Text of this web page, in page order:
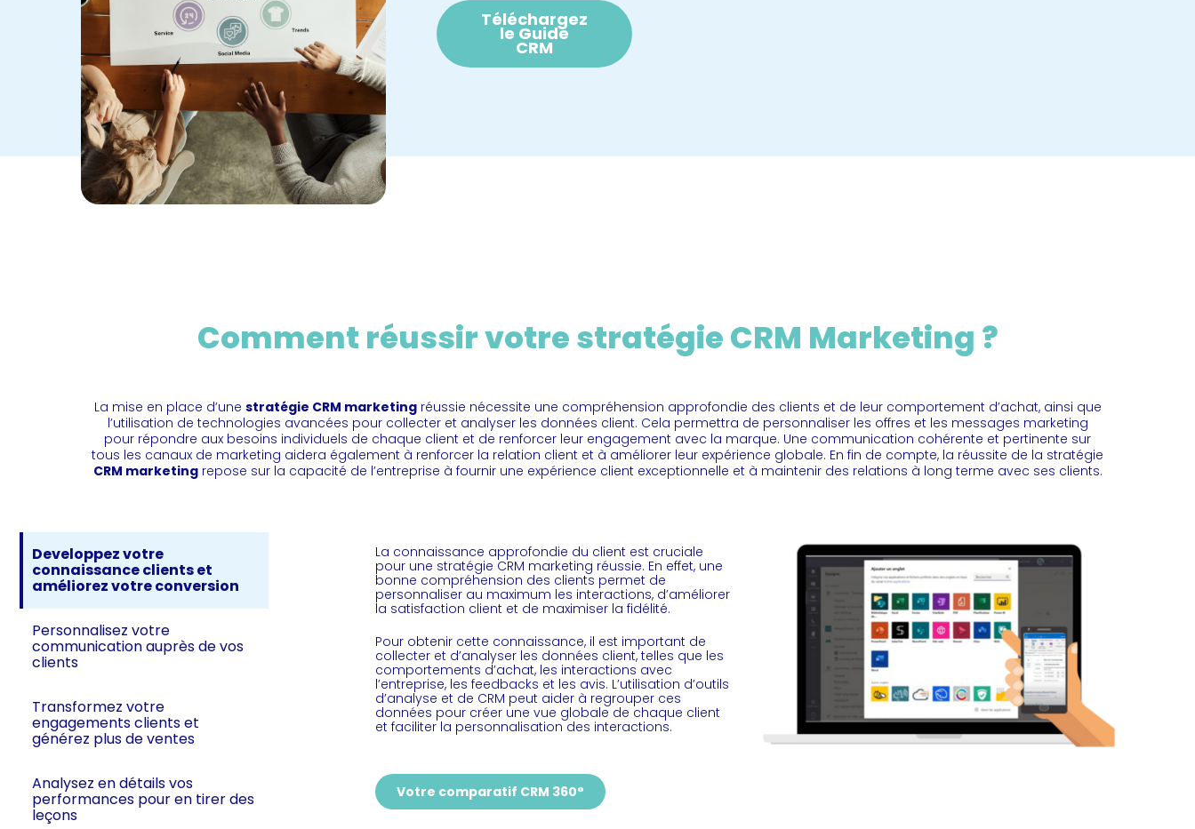
Téléchargez
le Guide
CRM
Comment réussir votre stratégie CRM Marketing ?
La mise en place d’une stratégie CRM marketingréussie nécessite une compréhension approfondie des clients et de leur comportement d’achat, ainsi que
l’utilisation de technologies avancées pour collecter et analyser les données client. Cela permettra de personnaliser les offres et les messages marketing
pour répondre aux besoins individuels de chaque client et de renforcer leur engagement avec la marque. Une communication cohérente et pertinente sur
tous les canaux de marketing aidera également à renforcer la relation client et à améliorer leur expérience globale. En fin de compte, la réussite de la stratégie
CRM marketingrepose sur la capacité de l’entreprise à fournir une expérience client exceptionnelle et à maintenir des relations à long terme avec ses clients.
Developpez votre
connaissance clients et
améliorez votre conversion
Personnalisez votre
communication auprès de vos
clients
Transformez votre
engagements clients et
générez plus de ventes
Analysez en détails vos
performances pour en tirer des
leçons
La connaissance approfondie du client est cruciale
pour une stratégie CRM marketing réussie. En effet, une
bonne compréhension des clients permet de
personnaliser au maximum les interactions, d’améliorer
la satisfaction client et de maximiser la fidélité.
Pour obtenir cette connaissance, il est important de
collecter et d’analyser les données client, telles que les
comportements d’achat, les interactions avec
l’entreprise, les feedbacks et les avis. L’utilisation d’outils
d’analyse et de CRM peut aider à regrouper ces
données pour créer une vue globale de chaque client
et faciliter la personnalisation des interactions.
Votre comparatif CRM 360°